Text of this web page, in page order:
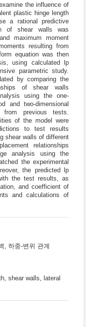
the influence of
plastic hinge length
a rational predictive
of shear walls was
maximum moment
resulting from
equation was then
using calculated lp
parametric study.
by comparing the
of shear walls
using the one-
and two-dimensional
previous tests.
of the model were
to test results
shear walls of different
relationships
analysis using the
the experimental
the predicted lp
the test results, as
and coefficient of
and calculations of
, 하중-변위 관계
shear walls, lateral